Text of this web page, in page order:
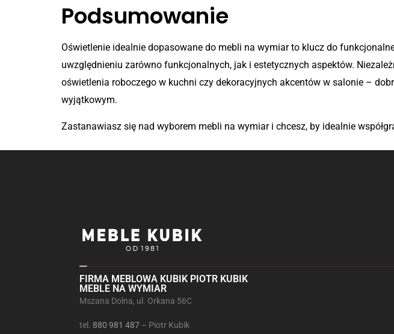
Podsumowanie
Oświetlenie idealnie dopasowane do mebli na wymiar to klucz do
uwzględnieniu zarówno funkcjonalnych, jak i estetycznych aspektów.
oświetlenia roboczego w kuchni czy dekoracyjnych akcentów w salonie –
wyjątkowym.
Zastanawiasz się nad wyborem mebli na wymiar i chcesz, by idealnie
FIRMA MEBLOWA KUBIK PIOTR KUBIK
MEBLE NA WYMIAR
Mszana Dolna, ul. Orkana 56C
tel. 880 981 487 – Piotr Kubik